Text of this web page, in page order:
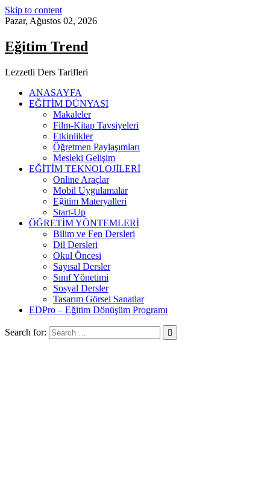
Skip to content
Pazar, Ağustos 02, 2026
Eğitim Trend
Lezzetli Ders Tarifleri
ANASAYFA
EĞİTİM DÜNYASI
Makaleler
Film-Kitap Tavsiyeleri
Etkinlikler
Öğretmen Paylaşımları
Mesleki Gelişim
EĞİTİM TEKNOLOJİLERİ
Online Araçlar
Mobil Uygulamalar
Eğitim Materyalleri
Start-Up
ÖĞRETİM YÖNTEMLERİ
Bilim ve Fen Dersleri
Dil Dersleri
Okul Öncesi
Sayısal Dersler
Sınıf Yönetimi
Sosyal Dersler
Tasarım Görsel Sanatlar
EDPro – Eğitim Dönüşüm Programı
Search for: